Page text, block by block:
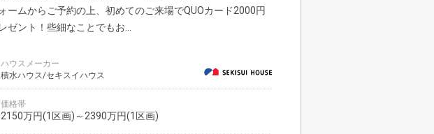
ームからご予約の上、初めてのご来場でQUOカード2000円
ゼント！些細なことでもお...
ハウスメーカー
積水ハウス/セキスイハウス
価格帯
2150万円(1区画)～2390万円(1区画)